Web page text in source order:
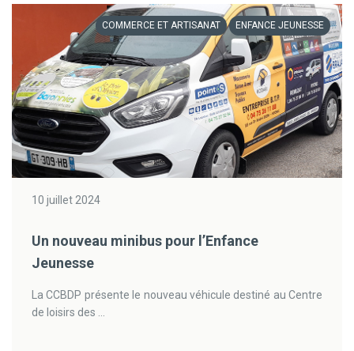
COMMERCE ET ARTISANAT ENFANCE JEUNESSE
10 juillet 2024
Un nouveau minibus pour l’Enfance
Jeunesse
La CCBDP présente le nouveau véhicule destiné au Centre
de loisirs des ...